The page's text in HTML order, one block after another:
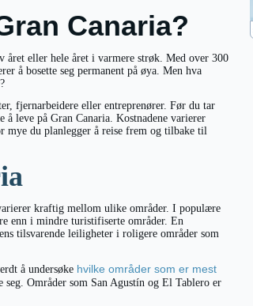
Canaria?
året eller hele året i varmere strøk. Med over 300
å bosette seg permanent på øya. Men hva
fjernarbeidere eller entreprenører. Før du tar
leve på Gran Canaria. Kostnadene varierer
mye du planlegger å reise frem og tilbake til
kraftig mellom ulike områder. I populære
enn i mindre turistifiserte områder. En
tilsvarende leiligheter i roligere områder som
å undersøke hvilke områder som er mest
Områder som San Agustín og El Tablero er